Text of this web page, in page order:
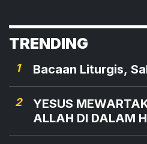
TRENDING
1 Bacaan Liturgis,
2
YESUS
ALLAH DI DALAM